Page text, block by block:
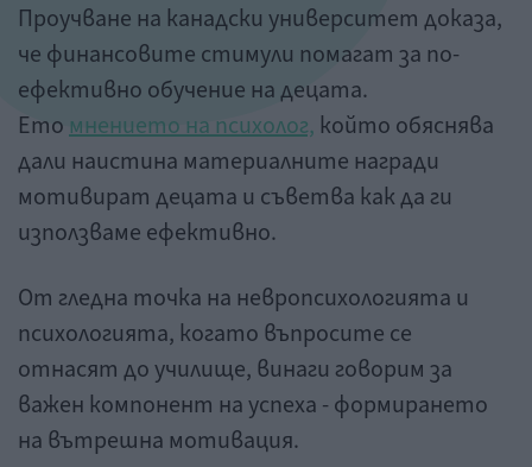
Проучване на канадски университет доказа,
че финансовите стимули помагат за по-
ефективно обучение на децата.
Етомнението на психолог, който обяснява
дали наистина материалните награди
мотивират децата и съветва как да ги
използваме ефективно.
От гледна точка на невропсихологията и
психологията, когато въпросите се
отнасят до училище, винаги говорим за
важен компонент на успеха - формирането
на вътрешна мотивация.